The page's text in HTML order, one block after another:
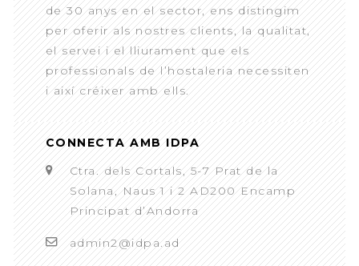
de 30 anys en el sector, ens distingim
per oferir als nostres clients, la qualitat,
el servei i el lliurament que els
professionals de l’hostaleria necessiten
i així créixer amb ells.
CONNECTA AMB IDPA
Ctra. dels Cortals, 5-7 Prat de la
Solana, Naus 1 i 2 AD200 Encamp
Principat d’Andorra
admin2@idpa.ad